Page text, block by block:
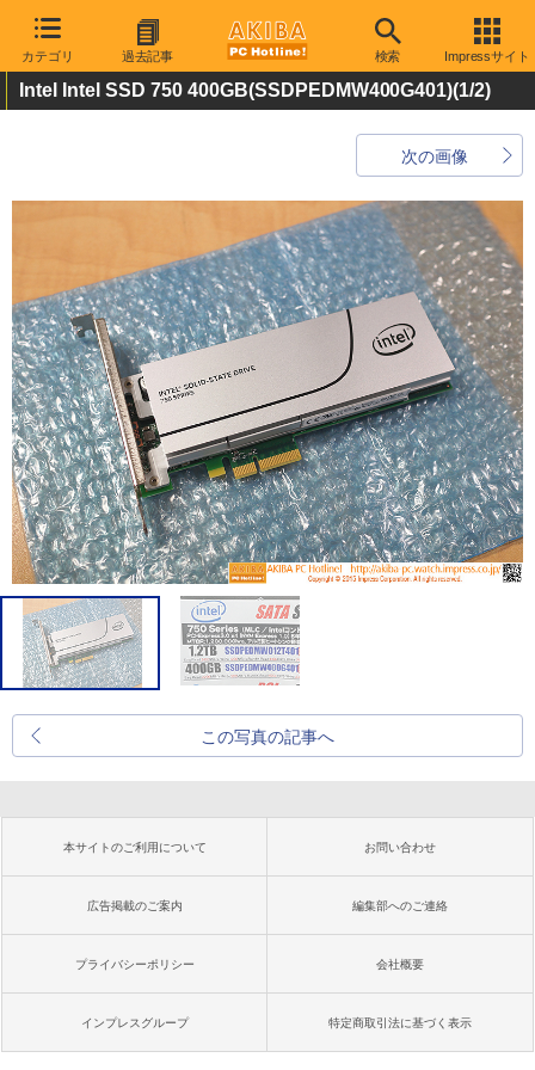
カテゴリ 過去記事 検索 Impressサイト
Intel Intel SSD 750 400GB(SSDPEDMW400G401)(1/2)
次の画像
この写真の記事へ
本サイトのご利用について お問い合わせ
広告掲載のご案内 編集部へのご連絡
プライバシーポリシー 会社概要
インプレスグループ 特定商取引法に基づく表示